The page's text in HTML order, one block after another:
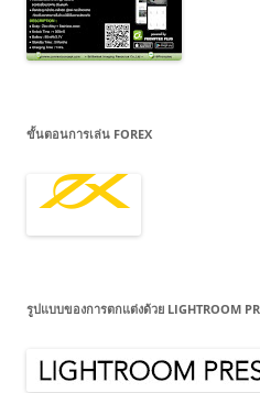
ขั้นตอนการเล่น FOREX
รูปแบบของการตกแต่งด้วย LIGHTROOM